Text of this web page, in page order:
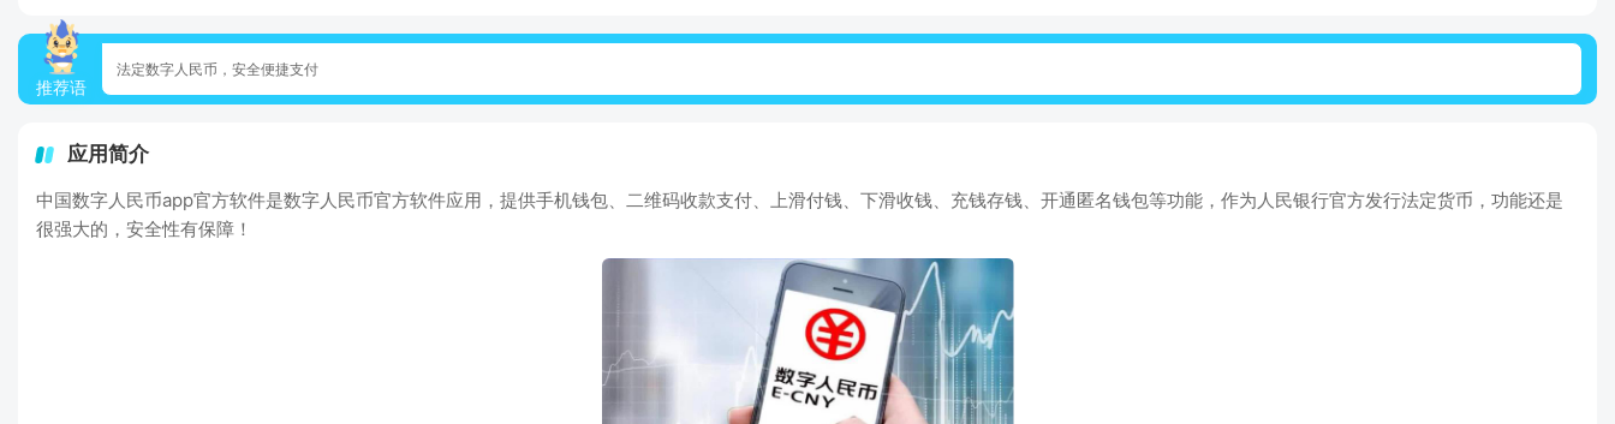
推荐语
法定数字人民币，安全便捷支付
应用简介
中国数字人民币app官方软件是数字人民币官方软件应用，提供手机钱包、二维码收款支付、上滑付钱、下滑收钱、充钱存钱、开通匿名钱包等功能，作为人民银行官方发行法定货币，功能还是
很强大的，安全性有保障！